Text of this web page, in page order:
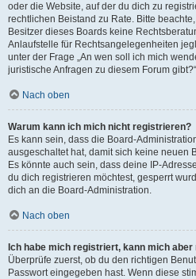
oder die Website, auf der du dich zu
rechtlichen Beistand zu Rate. Bitte
Besitzer dieses Boards keine
Anlaufstelle für Rechtsangelegenheiten
unter der Frage „An wen soll ich mich
juristische Anfragen zu diesem Forum
Nach oben
Warum kann ich mich nicht registrieren?
Es kann sein, dass die Board-
ausgeschaltet hat, damit sich keine neuen
Es könnte auch sein, dass deine IP-
du dich registrieren möchtest, gesperrt
dich an die Board-Administration.
Nach oben
Ich habe mich registriert, kann mich aber
Überprüfe zuerst, ob du den richtigen
Passwort eingegeben hast. Wenn diese